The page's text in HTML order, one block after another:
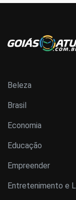
Beleza
Brasil
Economia
Educação
Empreender
Entretenimento e